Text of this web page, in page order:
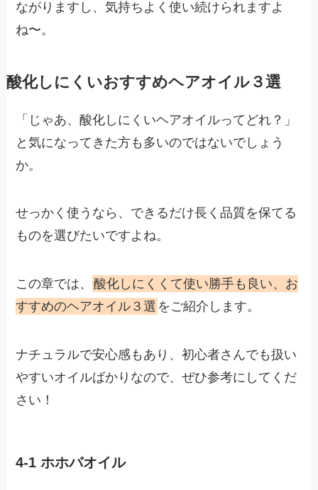
ながりますし、気持ちよく使い続けられますよ
ね〜。
酸化しにくいおすすめヘアオイル３選
「じゃあ、酸化しにくいヘアオイルってどれ？」
と気になってきた方も多いのではないでしょう
か。
せっかく使うなら、できるだけ長く品質を保てる
ものを選びたいですよね。
この章では、 酸化しにくくて使い勝手も良い、お
すすめのヘアオイル３選 をご紹介します。
ナチュラルで安心感もあり、初心者さんでも扱い
やすいオイルばかりなので、ぜひ参考にしてくだ
さい！
4-1 ホホバオイル